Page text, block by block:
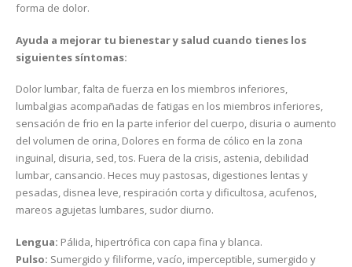
forma de dolor.
Ayuda a mejorar tu bienestar y salud cuando tienes los
siguientes síntomas:
Dolor lumbar, falta de fuerza en los miembros inferiores,
lumbalgias acompañadas de fatigas en los miembros inferiores,
sensación de frio en la parte inferior del cuerpo, disuria o aumento
del volumen de orina, Dolores en forma de cólico en la zona
inguinal, disuria, sed, tos. Fuera de la crisis, astenia, debilidad
lumbar, cansancio. Heces muy pastosas, digestiones lentas y
pesadas, disnea leve, respiración corta y dificultosa, acufenos,
mareos agujetas lumbares, sudor diurno.
Lengua: Pálida, hipertrófica con capa fina y blanca.
Pulso: Sumergido y filiforme, vacío, imperceptible, sumergido y